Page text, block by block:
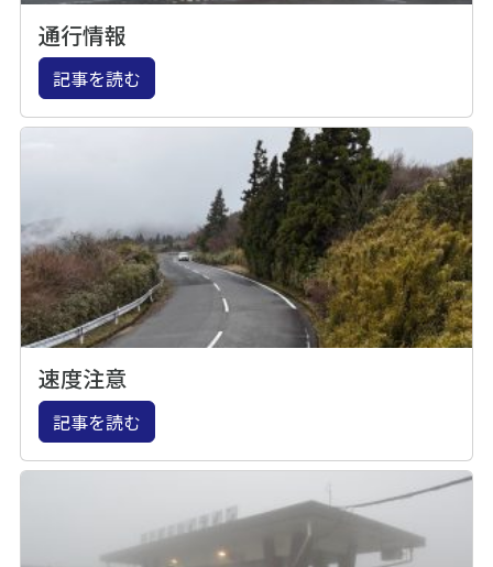
通行情報
記事を読む
速度注意
記事を読む